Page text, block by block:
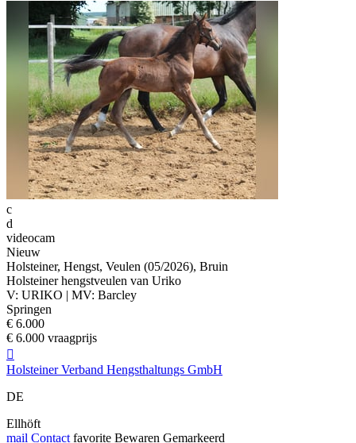
c
d
videocam
Nieuw
Holsteiner, Hengst, Veulen (05/2026), Bruin
Holsteiner hengstveulen van Uriko
V: URIKO | MV: Barcley
Springen
€ 6.000
€ 6.000 vraagprijs

Holsteiner Verband Hengsthaltungs GmbH
DE
Ellhöft
mail Contact favorite Bewaren Gemarkeerd